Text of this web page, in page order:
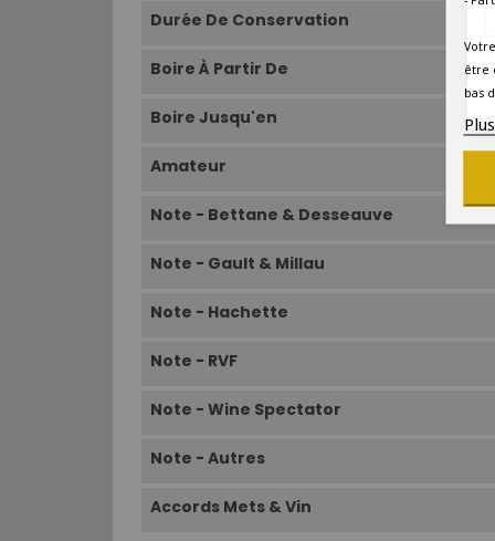
Durée De Conservation
Boire À Partir De
Boire Jusqu'en
Amateur
Note - Bettane & Desseauve
Note - Gault & Millau
Note - Hachette
Note - RVF
Note - Wine Spectator
Note - Autres
Accords Mets & Vin
être
bas